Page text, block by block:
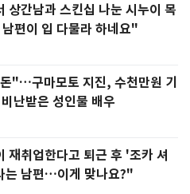
상간남과 스킨십 나눈 시누이 목
편이 입 다물라 하네요"
"…구마모토 지진, 수천만원 기
난받은 성인물 배우
재취업한다고 퇴근 후 '조카 셔
는 남편…이게 맞나요?"